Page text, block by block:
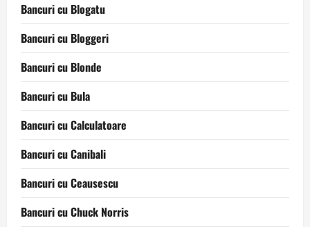
Bancuri cu Blogatu
Bancuri cu Bloggeri
Bancuri cu Blonde
Bancuri cu Bula
Bancuri cu Calculatoare
Bancuri cu Canibali
Bancuri cu Ceausescu
Bancuri cu Chuck Norris